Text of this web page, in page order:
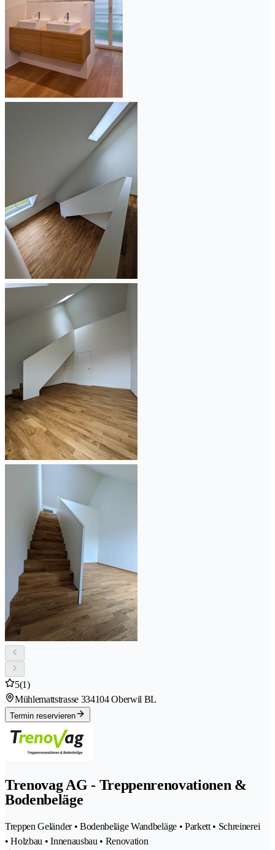
5(1)
Mühlemattstrasse 334104 Oberwil BL
Termin reservieren
Trenovag AG - Treppenrenovationen &
Bodenbeläge
Treppen Geländer • Bodenbeläge Wandbeläge • Parkett • Schreinerei
• Holzbau • Innenausbau • Renovation